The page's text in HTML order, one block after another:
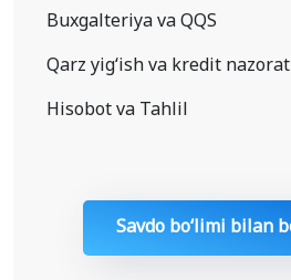
Buxgalteriya va QQS
Qarz yig‘ish va kredit
Hisobot va Tahlil
Savdo bo‘limi bilan